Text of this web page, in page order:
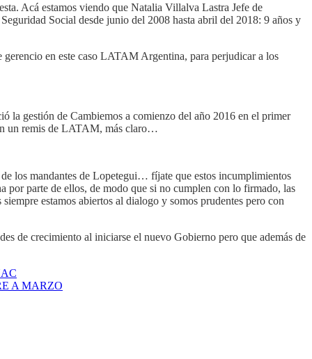
Acá estamos viendo que Natalia Villalva Lastra Jefe de
Social desde junio del 2008 hasta abril del 2018: 9 años y
en este caso LATAM Argentina, para perjudicar a los
la gestión de Cambiemos a comienzo del año 2016 en el primer
un remis de LATAM, más claro…
los mandantes de Lopetegui… fíjate que estos incumplimientos
por parte de ellos, de modo que si no cumplen con lo firmado, las
estamos abiertos al dialogo y somos prudentes pero con
de crecimiento al iniciarse el nuevo Gobierno pero que además de
A MARZO